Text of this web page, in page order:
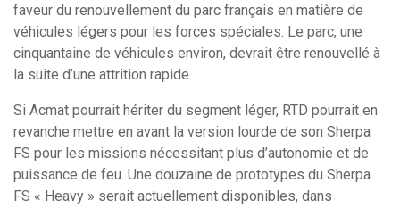
faveur du renouvellement du parc français en matière de
véhicules légers pour les forces spéciales. Le parc, une
cinquantaine de véhicules environ, devrait être renouvellé à
la suite d’une attrition rapide.
Si Acmat pourrait hériter du segment léger, RTD pourrait en
revanche mettre en avant la version lourde de son Sherpa
FS pour les missions nécessitant plus d’autonomie et de
puissance de feu. Une douzaine de prototypes du Sherpa
FS « Heavy » serait actuellement disponibles, dans